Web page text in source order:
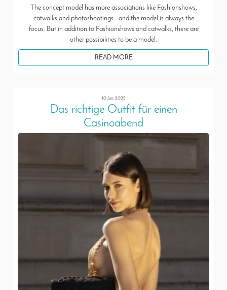
The concept model has more associations like Fashionshows,
catwalks and photoshootings - and the model is always the
focus. But in addition to Fashionshows and catwalks, there are
other possibilities to be a model.
READ MORE
10 Jun, 2025
Das richtige Outfit für einen
Casinoabend